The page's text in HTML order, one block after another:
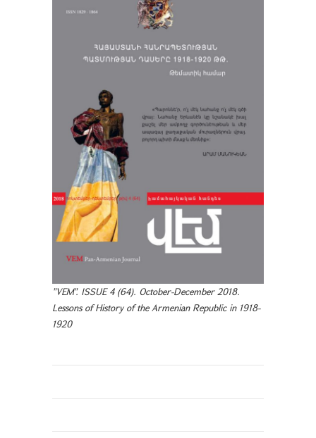
"VEM". ISSUE 4 (64). October-December 2018.
Lessons of History of the Armenian Republic in 1918-
1920